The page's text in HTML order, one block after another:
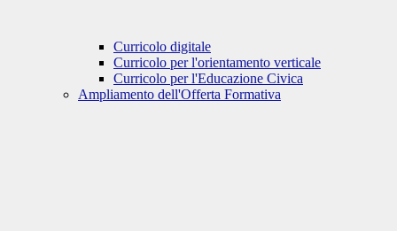
Curricolo digitale
Curricolo per l'orientamento verticale
Curricolo per l'Educazione Civica
Ampliamento dell'Offerta Formativa